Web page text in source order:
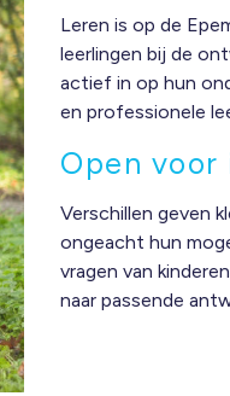
Leren is op de
leerlingen bij de
actief in op hun
en professionele
Open voor
Verschillen geven
ongeacht hun
vragen van
naar passende